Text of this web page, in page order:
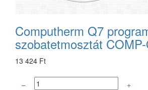
Computherm Q7
szobatetmosztát
13 424 Ft
–
+